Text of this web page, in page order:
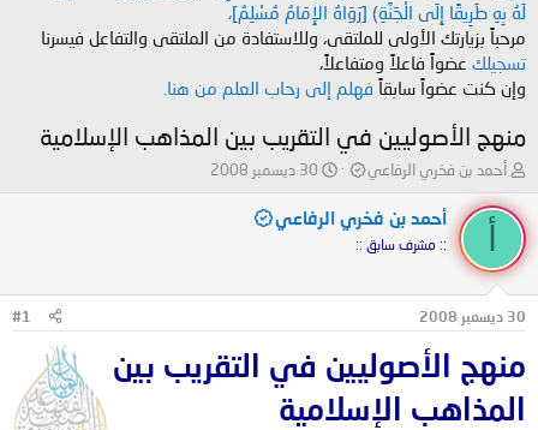
لَهُ بِهِ طَرِيقًا إِلَى الْجَنَّةِ) [رَوَاهُ الإِمَامُ مُسْلِمٌ]،
مرحباً بزيارتك الأولى للملتقى، وللاستفادة من الملتقى والتفاعل فيسرنا
تسجيلك عضواً فاعلاً ومتفاعلاً،
وإن كنت عضواً سابقاً فهلم إلى رحاب العلم من هنا.
منهج الأصوليين في التقريب بين المذاهب الإسلامية
ب
د
ل
م
و
و
أحمد بن فخري الرفاعي
ت
ر
ي
ل
ء
30 ديسمبر 2008
أحمد بن فخري الرفاعي
:: مشرف سابق ::
30 ديسمبر 2008 #1
منهج الأصوليين في التقريب بين
المذاهب الإسلامية